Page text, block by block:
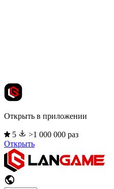
Открыть в приложении
5
>1 000 000 раз
Открыть